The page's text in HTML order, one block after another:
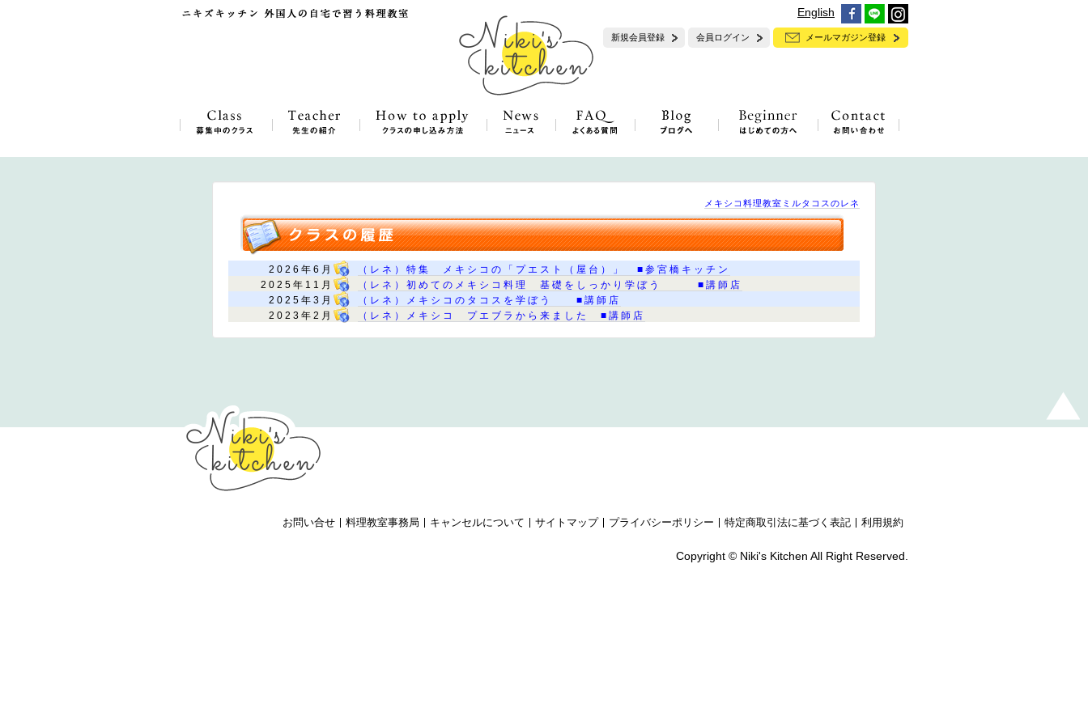
English
新規会員登録 会員ログイン メールマガジン登録
メキシコ料理教室ミルタコスのレネ
2026年6月
（レネ）特集 メキシコの「プエスト（屋台）」 ■参宮橋キッチン
2025年11月
（レネ）初めてのメキシコ料理 基礎をしっかり学ぼう ■講師店
2025年3月
（レネ）メキシコのタコスを学ぼう ■講師店
2023年2月
（レネ）メキシコ プエブラから来ました ■講師店
お問い合せ 料理教室事務局 キャンセルについて サイトマップ プライバシーポリシー 特定商取引法に基づく表記 利用規約
Copyright © Niki's Kitchen All Right Reserved.